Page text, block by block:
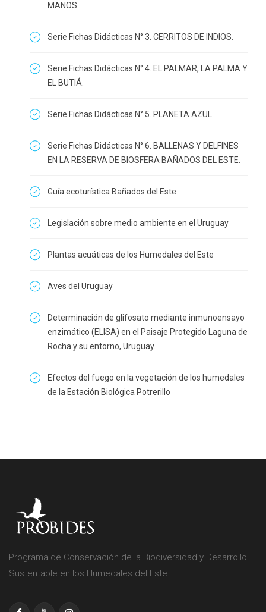
MANOS.
Serie Fichas Didácticas N° 3. CERRITOS DE INDIOS.
Serie Fichas Didácticas N° 4. EL PALMAR, LA PALMA Y
EL BUTIÁ.
Serie Fichas Didácticas N° 5. PLANETA AZUL.
Serie Fichas Didácticas N° 6. BALLENAS Y DELFINES
EN LA RESERVA DE BIOSFERA BAÑADOS DEL ESTE.
Guía ecoturística Bañados del Este
Legislación sobre medio ambiente en el Uruguay
Plantas acuáticas de los Humedales del Este
Aves del Uruguay
Determinación de glifosato mediante inmunoensayo
enzimático (ELISA) en el Paisaje Protegido Laguna de
Rocha y su entorno, Uruguay.
Efectos del fuego en la vegetación de los humedales
de la Estación Biológica Potrerillo
Programa de Conservación de la Biodiversidad y Desarrollo
Sustentable en los Humedales del Este.